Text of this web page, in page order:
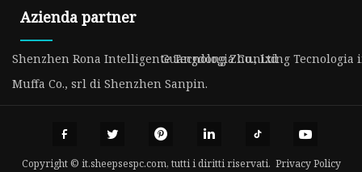
Azienda partner
Shenzhen Rona Intelligente Tecnologia Co., Ltd
Guangdong Zhunixing Tecnologia
Muffa Co., srl di Shenzhen Sanpin.
Copyright © it.sheepsespc.com, tutti i diritti riservati. Privacy Policy